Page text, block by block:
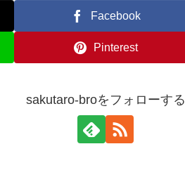
Facebook
Pinterest
sakutaro-broをフォローする